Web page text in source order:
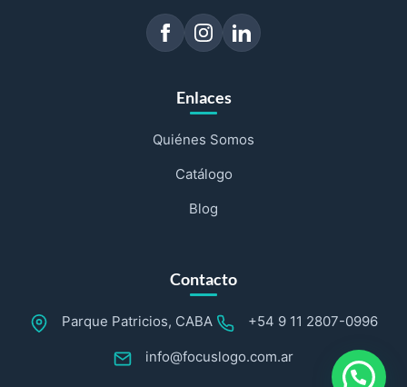
Enlaces
Quiénes Somos
Catálogo
Blog
Contacto
Parque Patricios, CABA +54 9 11 2807-0996
info@focuslogo.com.ar